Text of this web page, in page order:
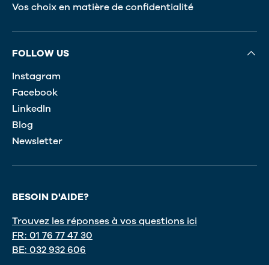
Vos choix en matière de confidentialité
FOLLOW US
Instagram
Facebook
LinkedIn
Blog
Newsletter
BESOIN D'AIDE?
Trouvez les réponses à vos questions ici
FR: 01 76 77 47 30
BE: 032 932 606